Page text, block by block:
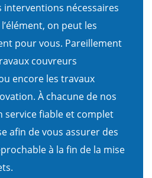
interventions nécessaires
on peut les
pour vous. Pareillement
couvreurs
encore les travaux
À chacune de nos
service fiable et complet
afin de vous assurer des
à la fin de la mise